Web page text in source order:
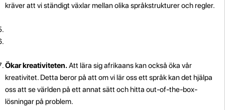
kräver att vi ständigt växlar mellan olika språkstrukturer och regler.
Ökar kreativiteten.Att lära sig afrikaans kan också öka vår
kreativitet. Detta beror på att om vi lär oss ett språk kan det hjälpa
oss att se världen på ett annat sätt och hitta out-of-the-box-
lösningar på problem.